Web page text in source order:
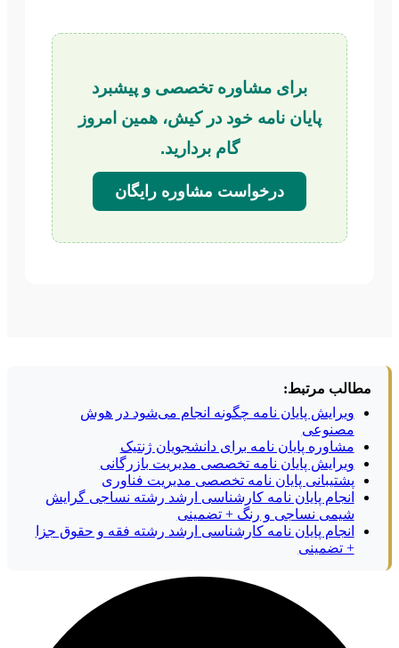
برای مشاوره تخصصی و پیشبرد
پایان نامه خود در کیش، همین امروز
گام بردارید.
درخواست مشاوره رایگان
مطالب مرتبط:
ویرایش پایان نامه چگونه انجام می‌شود در هوش
مصنوعی
مشاوره پایان نامه برای دانشجویان ژنتیک
ویرایش پایان نامه تخصصی مدیریت بازرگانی
پشتیبانی پایان نامه تخصصی مدیریت فناوری
انجام پایان نامه کارشناسی ارشد رشته نساجی گرایش
شیمی نساجی و رنگ + تضمینی
انجام پایان نامه کارشناسی ارشد رشته فقه و حقوق جزا
+ تضمینی